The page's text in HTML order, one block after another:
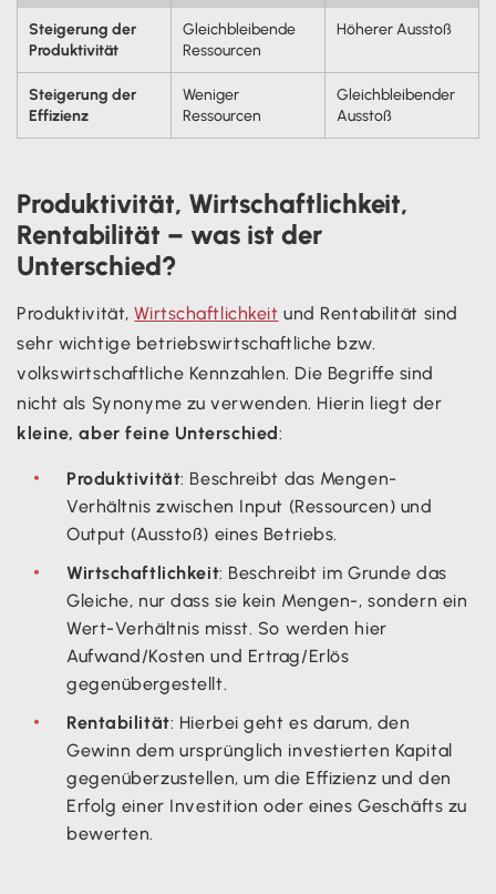
Steigerung der
Produktivität
Gleichbleibende
Ressourcen
Höherer Ausstoß
Steigerung der
Effizienz
Weniger
Ressourcen
Gleichbleibender
Ausstoß
Produktivität, Wirtschaftlichkeit,
Rentabilität – was ist der
Unterschied?
Produktivität,Wirtschaftlichkeit und Rentabilität sind
sehr wichtige betriebswirtschaftliche bzw.
volkswirtschaftliche Kennzahlen. Die Begriffe sind
nicht als Synonyme zu verwenden. Hierin liegt der
kleine, aber feine Unterschied:
Produktivität: Beschreibt das Mengen-
Verhältnis zwischen Input (Ressourcen) und
Output (Ausstoß) eines Betriebs.
Wirtschaftlichkeit: Beschreibt im Grunde das
Gleiche, nur dass sie kein Mengen-, sondern ein
Wert-Verhältnis misst. So werden hier
Aufwand/Kosten und Ertrag/Erlös
gegenübergestellt.
Rentabilität: Hierbei geht es darum, den
Gewinn dem ursprünglich investierten Kapital
gegenüberzustellen, um die Effizienz und den
Erfolg einer Investition oder eines Geschäfts zu
bewerten.